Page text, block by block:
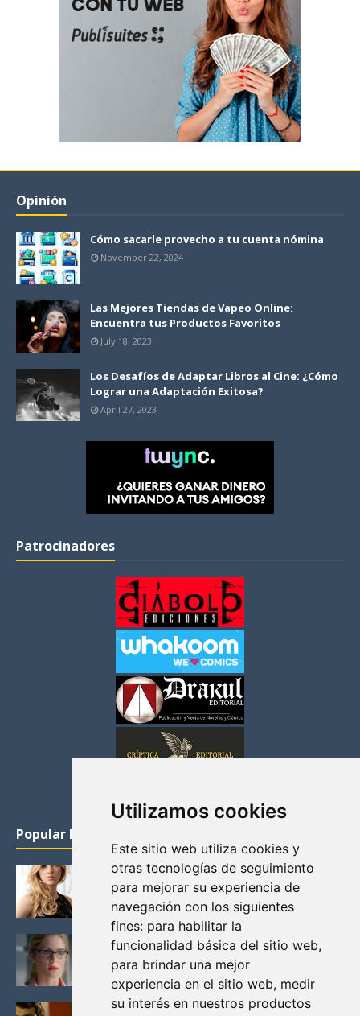
Utilizamos cookies
Este sitio web utiliza cookies y
otras tecnologías de seguimiento
para mejorar su experiencia de
navegación con los siguientes
fines: para habilitar la
funcionalidad básica del sitio web,
para brindar una mejor
experiencia en el sitio web, medir
su interés en nuestros productos
Opinión
Cómo sacarle provecho a tu cuenta nómina
November 22, 2024
Las Mejores Tiendas de Vapeo Online:
Encuentra tus Productos Favoritos
July 18, 2023
Los Desafíos de Adaptar Libros al Cine: ¿Cómo
Lograr una Adaptación Exitosa?
April 27, 2023
Patrocinadores
Popular Posts
KATHERYN WINNICK: LA ACTRIZ MAS GUAPA DE
VIKINGOS
Junio 14, 2013
FELICITY (EMILY BETT RICKARDS), LAS FOTOS
Noviembre 30, 2013
BLACK MIRROR: TODA TU HISTORIA. EPISODIO 3.